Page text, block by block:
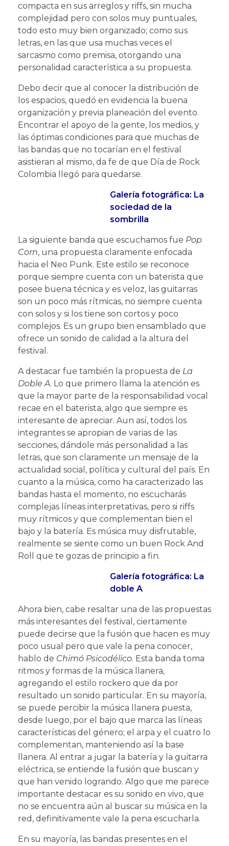
compacta en sus arreglos y riffs, sin mucha
complejidad pero con solos muy puntuales,
todo esto muy bien organizado; como sus
letras, en las que usa muchas veces el
sarcasmo como premisa, otorgando una
personalidad característica a su propuesta.
Debo decir que al conocer la distribución de
los espacios, quedó en evidencia la buena
organización y previa planeación del evento.
Encontrar el apoyo de la gente, los medios, y
las óptimas condiciones para que muchas de
las bandas que no tocarían en el festival
asistieran al mismo, da fe de que Día de Rock
Colombia llegó para quedarse.
Galería fotográfica: La
sociedad de la
sombrilla
La siguiente banda que escuchamos fue Pop
Corn, una propuesta claramente enfocada
hacia el Neo Punk. Este estilo se reconoce
porque siempre cuenta con un baterista que
posee buena técnica y es veloz, las guitarras
son un poco más rítmicas, no siempre cuenta
con solos y si los tiene son cortos y poco
complejos. Es un grupo bien ensamblado que
ofrece un sonido de calidad a la altura del
festival.
A destacar fue también la propuesta de La
Doble A. Lo que primero llama la atención es
que la mayor parte de la responsabilidad vocal
recae en el baterista, algo que siempre es
interesante de apreciar. Aun así, todos los
integrantes se apropian de varias de las
secciones, dándole más personalidad a las
letras, que son claramente un mensaje de la
actualidad social, política y cultural del país. En
cuanto a la música, como ha caracterizado las
bandas hasta el momento, no escucharás
complejas líneas interpretativas, pero si riffs
muy rítmicos y que complementan bien el
bajo y la batería. Es música muy disfrutable,
realmente se siente como un buen Rock And
Roll que te gozas de principio a fin.
Galería fotográfica: La
doble A
Ahora bien, cabe resaltar una de las propuestas
más interesantes del festival, ciertamente
puede decirse que la fusión que hacen es muy
poco usual pero que vale la pena conocer,
hablo de Chimó Psicodélico. Esta banda toma
ritmos y formas de la música llanera,
agregando el estilo rockero que da por
resultado un sonido particular. En su mayoría,
se puede percibir la música llanera puesta,
desde luego, por el bajo que marca las líneas
características del género; el arpa y el cuatro lo
complementan, manteniendo así la base
llanera. Al entrar a jugar la batería y la guitarra
eléctrica, se entiende la fusión que buscan y
que han venido logrando. Algo que me parece
importante destacar es su sonido en vivo, que
no se encuentra aún al buscar su música en la
red, definitivamente vale la pena escucharla.
En su mayoría, las bandas presentes en el